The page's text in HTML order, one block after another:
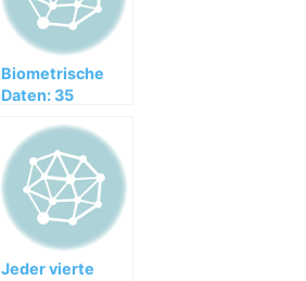
Biometrische
Daten: 35
würden Iris-Scan
oder
Fingarbadruck
nutzen
Jeder vierte